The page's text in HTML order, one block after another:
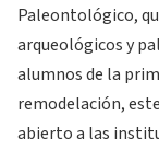
Paleontológico,
arqueológicos y
alumnos de la
remodelación,
abierto a las